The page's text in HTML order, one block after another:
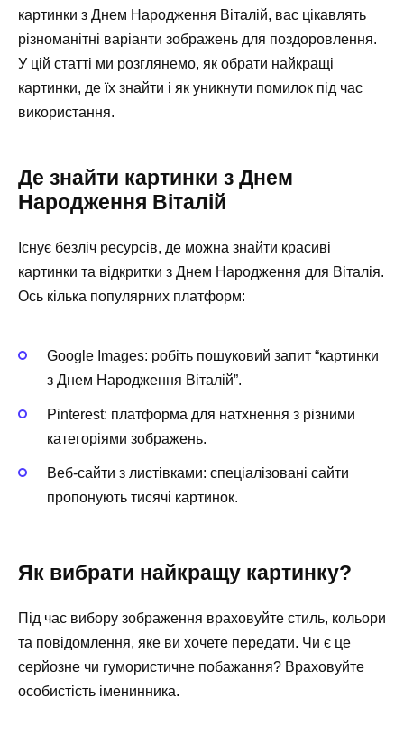
картинки з Днем Народження Віталій, вас цікавлять
різноманітні варіанти зображень для поздоровлення.
У цій статті ми розглянемо, як обрати найкращі
картинки, де їх знайти і як уникнути помилок під час
використання.
Де знайти картинки з Днем
Народження Віталій
Існує безліч ресурсів, де можна знайти красиві
картинки та відкритки з Днем Народження для Віталія.
Ось кілька популярних платформ:
Google Images: робіть пошуковий запит “картинки
з Днем Народження Віталій”.
Pinterest: платформа для натхнення з різними
категоріями зображень.
Веб-сайти з листівками: спеціалізовані сайти
пропонують тисячі картинок.
Як вибрати найкращу картинку?
Під час вибору зображення враховуйте стиль, кольори
та повідомлення, яке ви хочете передати. Чи є це
серйозне чи гумористичне побажання? Враховуйте
особистість іменинника.